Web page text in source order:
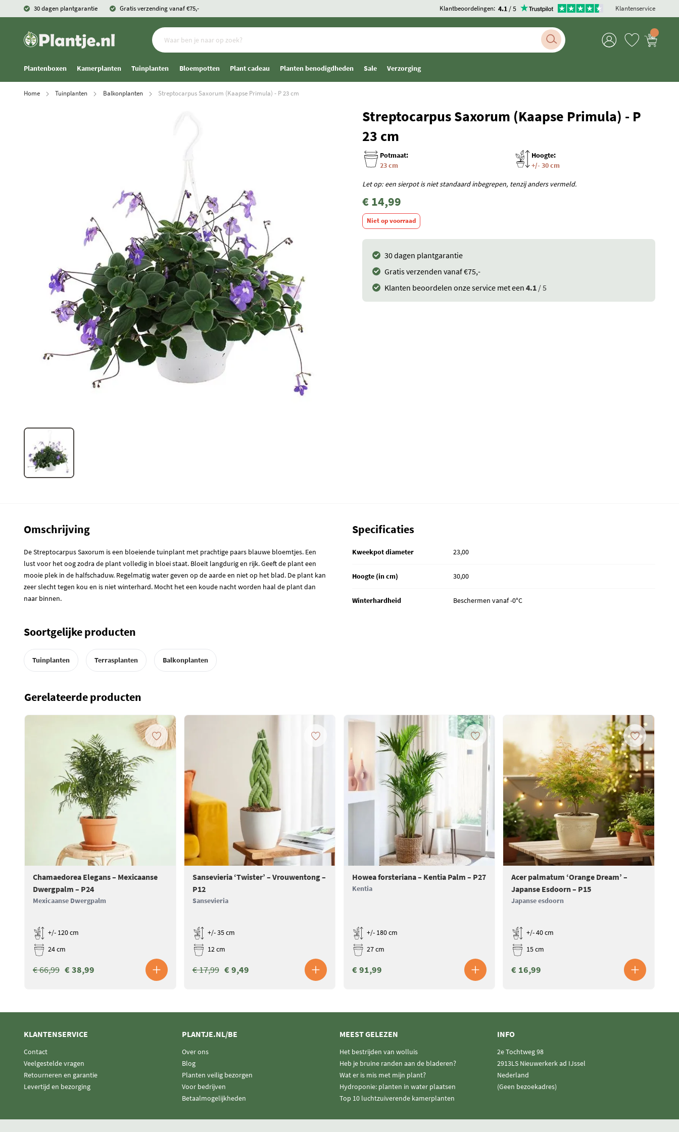
30 dagen plantgarantie Gratis verzending vanaf €75,- Klantbeoordelingen: 4.1 / 5 Klantenservice
Plantenboxen Kamerplanten Tuinplanten Bloempotten Plant cadeau Planten benodigdheden Sale Verzorging
Home Tuinplanten Balkonplanten Streptocarpus Saxorum (Kaapse Primula) - P 23 cm
Streptocarpus Saxorum (Kaapse Primula) - P
23 cm
Potmaat:
23 cm
Hoogte:
+/- 30 cm
Let op: een sierpot is niet standaard inbegrepen, tenzij anders vermeld.
€ 14,99
Niet op voorraad
30 dagen plantgarantie
Gratis verzenden vanaf €75,-
Klanten beoordelen onze service met een 4.1/ 5
Omschrijving
De Streptocarpus Saxorum is een bloeiende tuinplant met prachtige paars blauwe bloemtjes. Een
lust voor het oog zodra de plant volledig in bloei staat. Bloeit langdurig en rijk. Geeft de plant een
mooie plek in de halfschaduw. Regelmatig water geven op de aarde en niet op het blad. De plant kan
zeer slecht tegen kou en is niet winterhard. Mocht het een koude nacht worden haal de plant dan
naar binnen.
Specificaties
Kweekpot diameter 23,00
Hoogte (in cm) 30,00
Winterhardheid Beschermen vanaf -0°C
Soortgelijke producten
Tuinplanten Terrasplanten Balkonplanten
Gerelateerde producten
Chamaedorea Elegans – Mexicaanse
Dwergpalm – P24
Mexicaanse Dwergpalm
+/- 120 cm
24 cm
€ 38,99
€ 66,99
Sansevieria ‘Twister’ – Vrouwentong –
P12
Sansevieria
+/- 35 cm
12 cm
€ 9,49
€ 17,99
Howea forsteriana – Kentia Palm – P27
Kentia
+/- 180 cm
27 cm
€ 91,99
Acer palmatum ‘Orange Dream’ –
Japanse Esdoorn – P15
Japanse esdoorn
+/- 40 cm
15 cm
€ 16,99
KLANTENSERVICE
Contact
Veelgestelde vragen
Retourneren en garantie
Levertijd en bezorging
PLANTJE.NL/BE
Over ons
Blog
Planten veilig bezorgen
Voor bedrijven
Betaalmogelijkheden
MEEST GELEZEN
Het bestrijden van wolluis
Heb je bruine randen aan de bladeren?
Wat er is mis met mijn plant?
Hydroponie: planten in water plaatsen
Top 10 luchtzuiverende kamerplanten
INFO
2e Tochtweg 98
2913LS Nieuwerkerk ad IJssel
Nederland
(Geen bezoekadres)